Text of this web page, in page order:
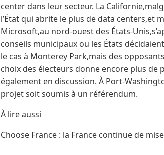
center dans leur secteur. La
l’État qui abrite le plus de data centers,et
Microsoft,au nord-ouest des États-
conseils municipaux ou les États
le cas à Monterey Park,mais des
choix des électeurs donne encore plus de
également en discussion. À Port-
projet soit soumis à un référendum.
À lire aussi
Choose France : la France continue de